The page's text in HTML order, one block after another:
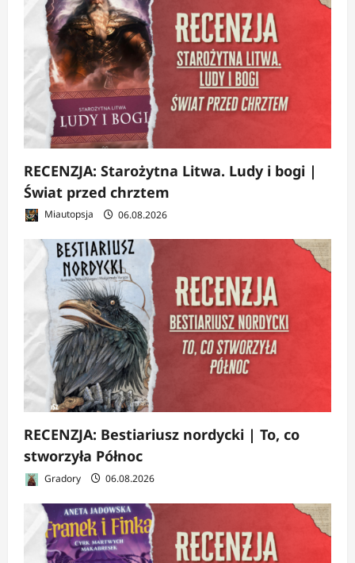
RECENZJA: Starożytna Litwa. Ludy i bogi |
Świat przed chrztem
Miautopsja 06.08.2026
RECENZJA: Bestiariusz nordycki | To, co
stworzyła Północ
Gradory 06.08.2026